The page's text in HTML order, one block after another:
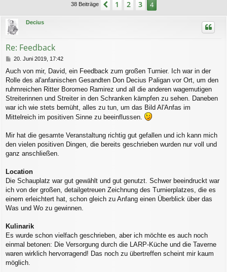
38 Beiträge Vorherige
1 2 3 4
Decius
Re: Feedback
B
i
t
r
a
20. Juni 2019, 17:42
Auch von mir, David, ein Feedback zum großen Turnier. Ich war in der
Rolle des al'anfanischen Gesandten Don Decius Paligan vor Ort, um den
ruhmreichen Ritter Boromeo Ramirez und all die anderen wagemutigen
Streiterinnen und Streiter in den Schranken kämpfen zu sehen. Daneben
war ich wie stets bemüht, alles zu tun, um das Bild Al'Anfas im
Mittelreich im positiven Sinne zu beeinflussen.
Mir hat die gesamte Veranstaltung richtig gut gefallen und ich kann mich
den vielen positiven Dingen, die bereits geschrieben wurden nur voll und
ganz anschließen.
Location
Die Schauplatz war gut gewählt und gut genutzt. Schwer beeindruckt war
ich von der großen, detailgetreuen Zeichnung des Turnierplatzes, die es
einem erleichtert hat, schon gleich zu Anfang einen Überblick über das
Was und Wo zu gewinnen.
Kulinarik
Es wurde schon vielfach geschrieben, aber ich möchte es auch noch
einmal betonen: Die Versorgung durch die LARP-Küche und die Taverne
waren wirklich hervorragend! Das noch zu übertreffen scheint mir kaum
möglich.